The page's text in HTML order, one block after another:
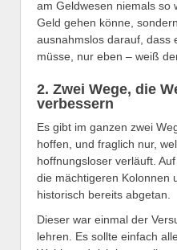
am Geldwesen niemals so
Geld gehen könne,
ausnahmslos darauf, dass
müsse, nur eben – weiß
2. Zwei Wege, die
verbessern
Es gibt im ganzen zwei
hoffen, und fraglich nur,
hoffnungsloser verläuft.
die mächtigeren Kolonnen
historisch bereits abgetan.
Dieser war einmal der
lehren. Es sollte einfach